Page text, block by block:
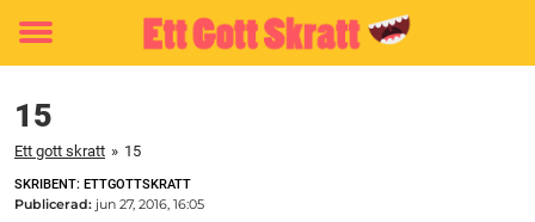
Toggle
15
Ett gott skratt » 15
SKRIBENT: ETTGOTTSKRATT
Publicerad: jun 27, 2016, 16:05